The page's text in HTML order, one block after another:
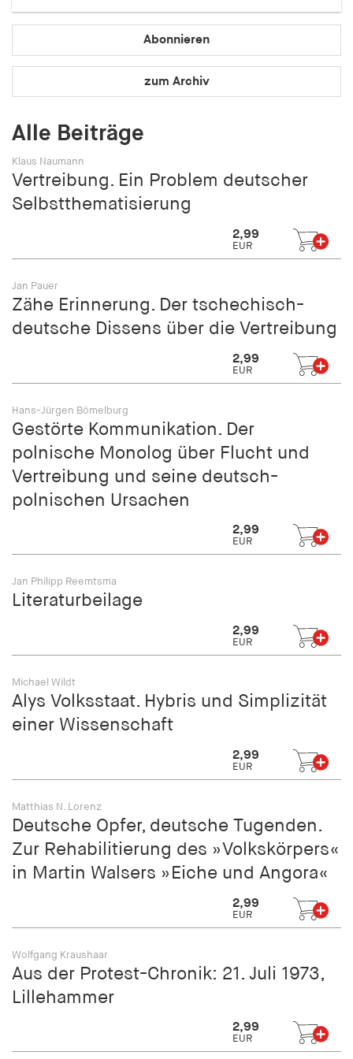
Abonnieren
zum Archiv
Alle Beiträge
Klaus Naumann
Vertreibung. Ein Problem deutscher
Selbstthematisierung
2,99
EUR
Jan Pauer
Zähe Erinnerung. Der tschechisch-
deutsche Dissens über die Vertreibung
2,99
EUR
Hans-Jürgen Bömelburg
Gestörte Kommunikation. Der
polnische Monolog über Flucht und
Vertreibung und seine deutsch-
polnischen Ursachen
2,99
EUR
Jan Philipp Reemtsma
Literaturbeilage
2,99
EUR
Michael Wildt
Alys Volksstaat. Hybris und Simplizität
einer Wissenschaft
2,99
EUR
Matthias N. Lorenz
Deutsche Opfer, deutsche Tugenden.
Zur Rehabilitierung des »Volkskörpers«
in Martin Walsers »Eiche und Angora«
2,99
EUR
Wolfgang Kraushaar
Aus der Protest-Chronik: 21. Juli 1973,
Lillehammer
2,99
EUR
Speichert den Zustimmungsstatus des Benutzers
für Cookies auf der aktuellen Domäne.
fe_typo_user
Name:
fe_typo_user
Anbieter:
fonts_loaded
hamburger-edition.de
Cookie Laufzeit:
7 Tage